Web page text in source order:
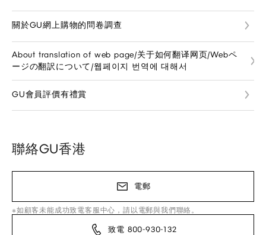
關於GU網上購物的問卷調查
About translation of web page/关于如何翻译网页/Webペ
ージの翻訳について/웹페이지 번역에 대해서
GU會員評價有禮賞
聯絡GU香港
電郵
※如顧客未能成功致電客服中心，請以電郵與我們聯絡。
致電 800-930-132